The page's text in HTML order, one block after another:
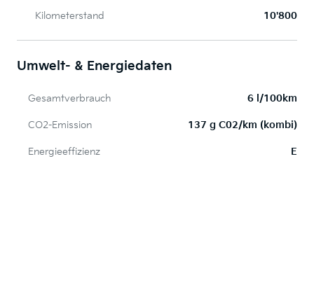
Kilometerstand 10'800
Umwelt- & Energiedaten
Gesamtverbrauch 6 l/100km
CO2-Emission 137 g C02/km (kombi)
Energieeffizienz E